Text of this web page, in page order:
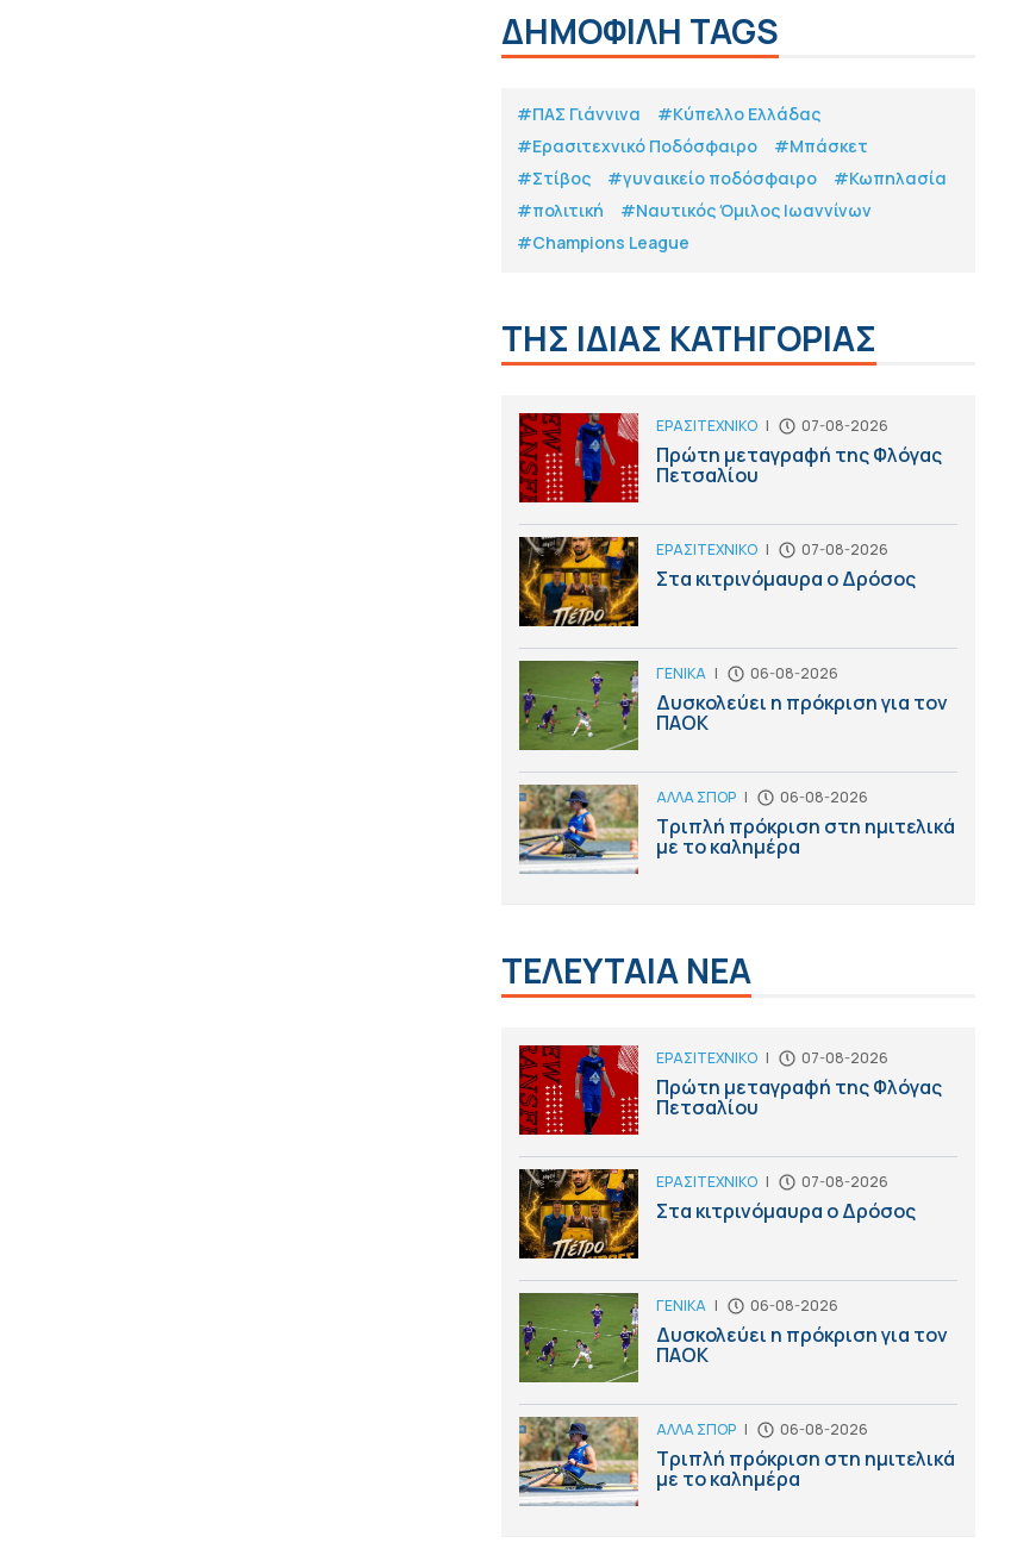
ΔΗΜΟΦΙΛΗ TAGS
#ΠΑΣ Γιάννινα
#Κύπελλο Ελλάδας
#Eρασιτεχνικό Ποδόσφαιρο
#Μπάσκετ
#Στίβος
#γυναικείο ποδόσφαιρο
#Κωπηλασία
#πολιτική
#Ναυτικός Όμιλος Ιωαννίνων
#Champions League
ΤΗΣ ΙΔΙΑΣ ΚΑΤΗΓΟΡΙΑΣ
ΕΡΑΣΙΤΕΧΝΙΚΟ | 07-08-2026
Πρώτη μεταγραφή της Φλόγας
Πετσαλίου
ΕΡΑΣΙΤΕΧΝΙΚΟ | 07-08-2026
Στα κιτρινόμαυρα ο Δρόσος
ΓΕΝΙΚΑ | 06-08-2026
Δυσκολεύει η πρόκριση για τον
ΠΑΟΚ
ΑΛΛΑ ΣΠΟΡ | 06-08-2026
Τριπλή πρόκριση στη ημιτελικά
με το καλημέρα
ΤΕΛΕΥΤΑΙΑ ΝΕΑ
ΕΡΑΣΙΤΕΧΝΙΚΟ | 07-08-2026
Πρώτη μεταγραφή της Φλόγας
Πετσαλίου
ΕΡΑΣΙΤΕΧΝΙΚΟ | 07-08-2026
Στα κιτρινόμαυρα ο Δρόσος
ΓΕΝΙΚΑ | 06-08-2026
Δυσκολεύει η πρόκριση για τον
ΠΑΟΚ
ΑΛΛΑ ΣΠΟΡ | 06-08-2026
Τριπλή πρόκριση στη ημιτελικά
με το καλημέρα